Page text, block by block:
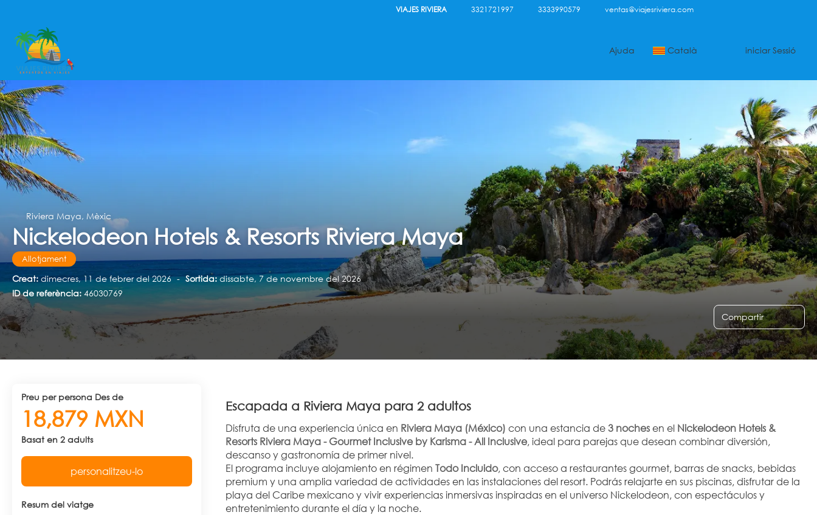
VIAJES RIVIERA 3321721997 3333990579 ventas@viajesriviera.com
Ajuda Català iniciar Sessió
Riviera Maya, Mèxic
Nickelodeon Hotels & Resorts Riviera Maya
Allotjament
Creat: dimecres, 11 de febrer del 2026 - Sortida:dissabte, 7 de novembre del 2026
ID de referència: 46030769
Compartir
Escapada a Riviera Maya para 2 adultos
Disfruta de una experiencia única en Riviera Maya (México) con una estancia de 3 noches en el Nickelodeon Hotels &
Resorts Riviera Maya - Gourmet Inclusive by Karisma - All Inclusive, ideal para parejas que desean combinar diversión,
descanso y gastronomía de primer nivel.
El programa incluye alojamiento en régimen Todo Incluido, con acceso a restaurantes gourmet, barras de snacks, bebidas
premium y una amplia variedad de actividades en las instalaciones del resort. Podrás relajarte en sus piscinas, disfrutar de la
playa del Caribe mexicano y vivir experiencias inmersivas inspiradas en el universo Nickelodeon, con espectáculos y
entretenimiento durante el día y la noche.
preu per persona Des de
18,879 MXN
Basat en 2 adults
personalitzeu-lo
Resum del viatge